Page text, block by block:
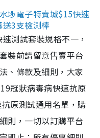
埗電子特賣城$15快速
3支檢測棒
測試套裝規格不一，
裝前請留意售賣平台
、條款及細則，大家
冠狀病毒病快速抗原
原測試通用名單，購
則，一切以訂購平台